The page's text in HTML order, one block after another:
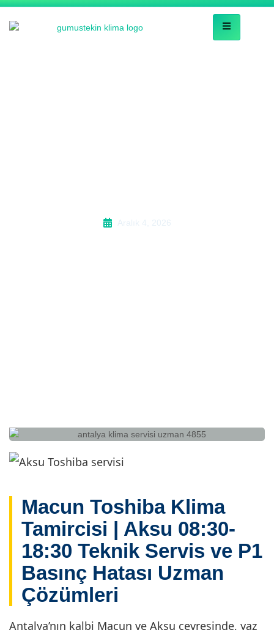
Aralık 4, 2026
Macun Toshiba Klima
Tamircisi | Aksu 08:30-
18:30 Teknik Servis ve P1
Basınç Hatası Uzman
Çözümleri
Antalya’nın kalbi Macun ve Aksu çevresinde, yaz